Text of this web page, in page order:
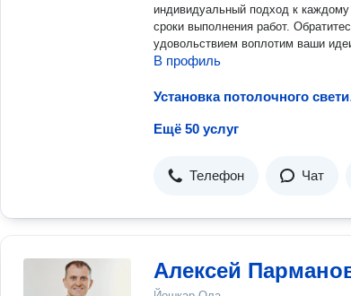
индивидуальный подход к каждому
сроки выполнения работ. Обратитесь к нам сегодня, и мы с
удовольствием воплотим ваши
В профиль
Ещё 50 услуг
Телефон Чат
Алексей